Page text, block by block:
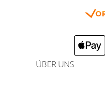
ÜBER UNS